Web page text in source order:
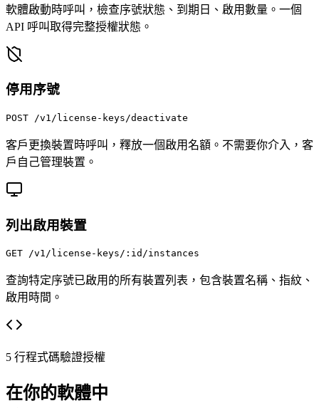
軟體啟動時呼叫，檢查序號狀態、到期日、啟用數量。一個
API 呼叫取得完整授權狀態。
停用序號
POST /v1/license-keys/deactivate
客戶更換裝置時呼叫，釋放一個啟用名額。不需要你介入，客
戶自己管理裝置。
列出啟用裝置
GET /v1/license-keys/:id/instances
查詢特定序號已啟用的所有裝置列表，包含裝置名稱、指紋、
啟用時間。
5 行程式碼驗證授權
在你的軟體中